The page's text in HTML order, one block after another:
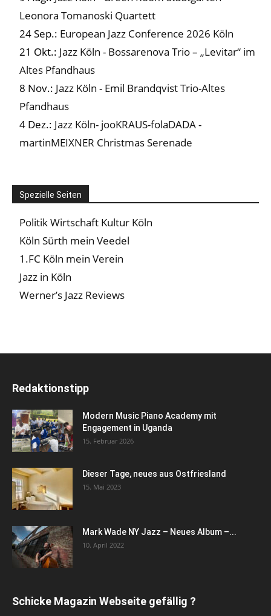
Leonora Tomanoski Quartett
24 Sep.: European Jazz Conference 2026 Köln
21 Okt.: Jazz Köln - Bossarenova Trio – „Levitar“ im
Altes Pfandhaus
8 Nov.: Jazz Köln - Emil Brandqvist Trio-Altes
Pfandhaus
4 Dez.: Jazz Köln- jooKRAUS-folaDADA -
martinMEIXNER Christmas Serenade
Spezielle Seiten
Politik Wirtschaft Kultur Köln
Köln Sürth mein Veedel
1.FC Köln mein Verein
Jazz in Köln
Werner’s Jazz Reviews
Redaktionstipp
Modern Music Piano Academy mit
Engagement in Uganda
15. Februar 2026
Dieser Tage, neues aus Ostfriesland
15. Mai 2023
Mark Wade NY Jazz – Neues Album –...
10. April 2022
Schicke Magazin Webseite gefällig ?